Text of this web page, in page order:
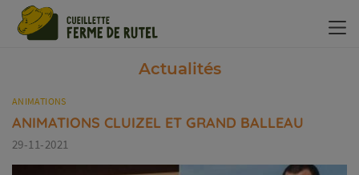
Actualités
ANIMATIONS
ANIMATIONS CLUIZEL ET GRAND BALLEAU
29-11-2021
Panneau de gestion des cookies